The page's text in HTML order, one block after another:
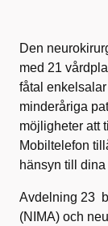
Den
med 21
fåtal
minderåriga
möjligheter att
Mobiltelefon
hänsyn till
Avdelning 23
(NIMA) och